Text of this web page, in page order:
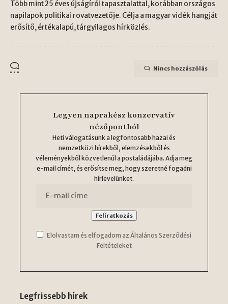
Több mint 25 éves újságírói tapasztalattal, korábban országos
napilapok politikai rovatvezetője. Célja a magyar vidék hangját
erősítő, értékalapú, tárgyilagos hírközlés.
Nincs hozzászólás
Legyen naprakész konzervatív
nézőpontból
Heti válogatásunk a legfontosabb hazai és
nemzetközi hírekből, elemzésekből és
véleményekből közvetlenül a postaládájába. Adja meg
e-mail címét, és erősítse meg, hogy szeretné fogadni
hírlevelünket.
Elolvastam és elfogadom az Általános Szerződési
Feltételeket
Legfrissebb hírek